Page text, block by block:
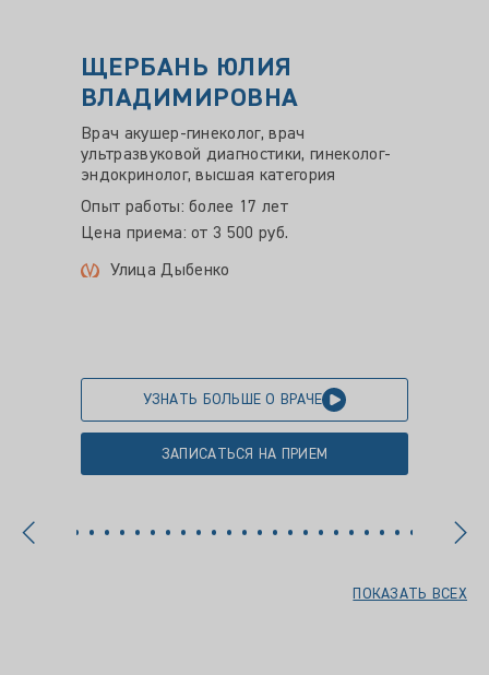
ЩЕРБАНЬ ЮЛИЯ
ВЛАДИМИРОВНА
Врач акушер-гинеколог, врач
ультразвуковой диагностики, гинеколог-
эндокринолог, высшая категория
Опыт работы: более 17 лет
Цена приема: от 3 500 руб.
Улица Дыбенко
УЗНАТЬ БОЛЬШЕ О ВРАЧЕ
ЗАПИСАТЬСЯ НА ПРИЕМ
ПОКАЗАТЬ ВСЕХ